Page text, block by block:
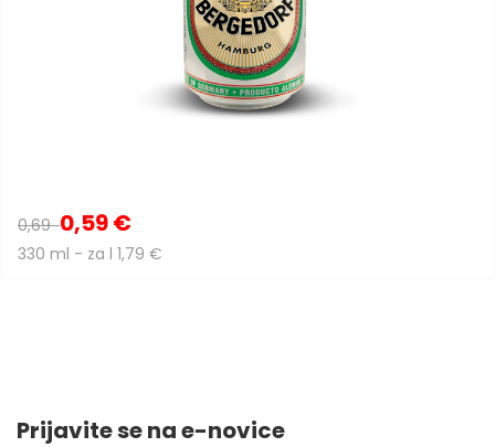
0,690,59 €
330 ml - za l 1,79 €
Prijavite se na e-novice